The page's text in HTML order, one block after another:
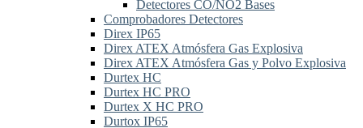
Detectores CO/NO2 Bases
Comprobadores Detectores
Direx IP65
Direx ATEX Atmósfera Gas Explosiva
Direx ATEX Atmósfera Gas y Polvo Explosiva
Durtex HC
Durtex HC PRO
Durtex X HC PRO
Durtox IP65